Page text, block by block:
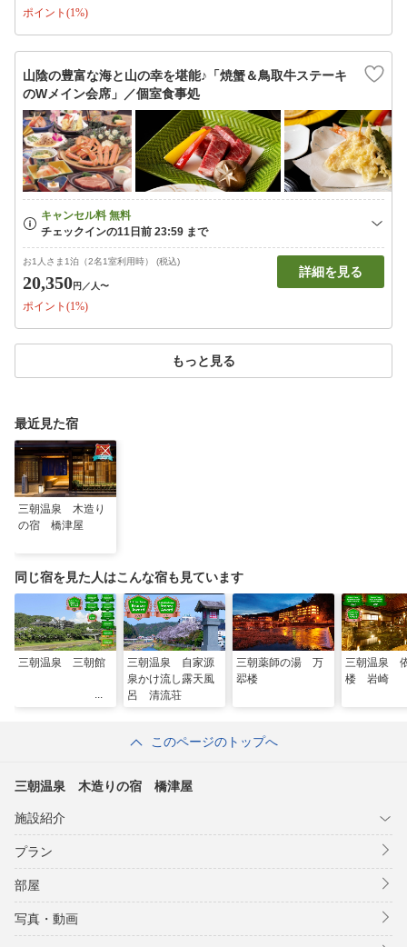
ポイント(1%)
山陰の豊富な海と山の幸を堪能♪「焼蟹＆鳥取牛ステーキ
のWメイン会席」／個室食事処
お1人さま1泊（2名1室利用時） (税込)
20,350円 ／人〜
ポイント(1%)
詳細を見る
もっと見る
最近見た宿
三朝温泉 木造り
の宿 橋津屋
同じ宿を見た人はこんな宿も見ています
三朝温泉 三朝館
三朝温泉 自家源
泉かけ流し露天風
呂 清流荘
三朝薬師の湯 万
翆楼
三朝温泉
楼 岩崎
このページのトップへ
三朝温泉 木造りの宿 橋津屋
施設紹介
プラン
部屋
写真・動画